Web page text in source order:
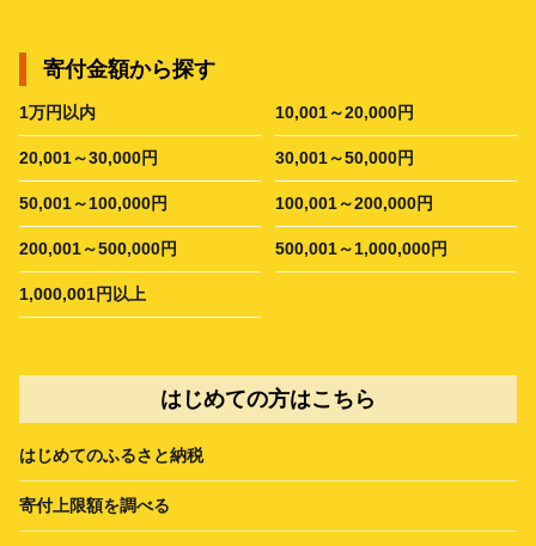
寄付金額から探す
1万円以内 10,001～20,000円
20,001～30,000円 30,001～50,000円
50,001～100,000円 100,001～200,000円
200,001～500,000円 500,001～1,000,000円
1,000,001円以上
はじめての方はこちら
はじめてのふるさと納税
寄付上限額を調べる